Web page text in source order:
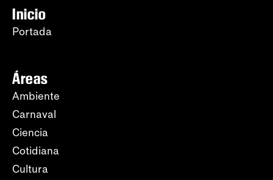
Inicio
Portada
Áreas
Ambiente
Carnaval
Ciencia
Cotidiana
Cultura